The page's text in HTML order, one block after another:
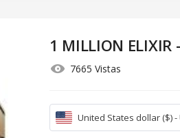
1 MILLION ELIXIR
7665 Vistas
United States dollar ($) -